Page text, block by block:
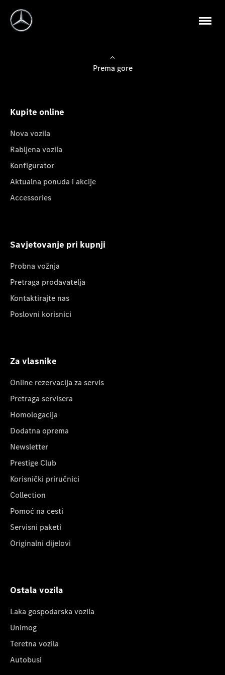
Prema gore
Kupite online
Nova vozila
Rabljena vozila
Konfigurator
Aktualna ponuda i akcije
Accessories
Savjetovanje pri kupnji
Probna vožnja
Pretraga prodavatelja
Kontaktirajte nas
Poslovni korisnici
Za vlasnike
Online rezervacija za servis
Pretraga servisera
Homologacija
Dodatna oprema
Newsletter
Prestige Club
Korisnički priručnici
Collection
Pomoć na cesti
Servisni paketi
Originalni dijelovi
Ostala vozila
Laka gospodarska vozila
Unimog
Teretna vozila
Autobusi